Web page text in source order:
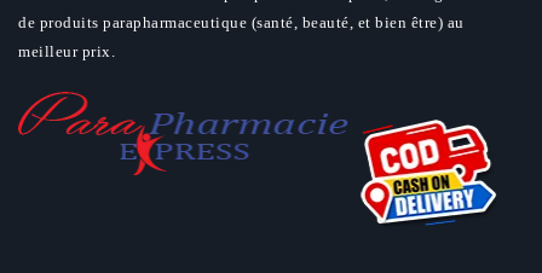
de produits parapharmaceutique (santé, beauté, et bien être) au
meilleur prix.